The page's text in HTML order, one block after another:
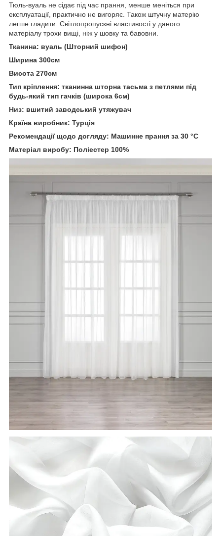
Тюль-вуаль не сідає під час прання, менше меніться при
експлуатації, практично не вигоряє. Також штучну матерію
легше гладити. Світлопропускні властивості у даного
матеріалу трохи вищі, ніж у шовку та бавовни.
Тканина: вуаль (Шторний шифон)
Ширина 300см
Висота 270см
Тип кріплення: тканинна шторна тасьма з петлями під
будь-який тип гачків (широка 6см)
Низ: вшитий заводський утяжувач
Країна виробник: Турція
Рекомендації щодо догляду: Машинне прання за 30 °C
Матеріал виробу: Поліестер 100%